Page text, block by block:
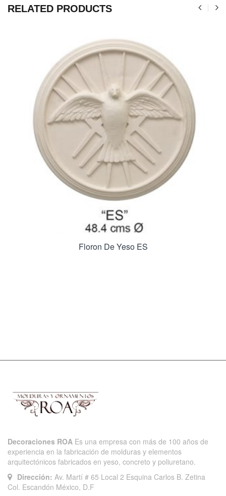
RELATED PRODUCTS
Floron De Yeso ES
Decoraciones ROA Es una empresa con más de 100 años de
experiencia en la fabricación de molduras y elementos
arquitectónicos fabricados en yeso, concreto y poliuretano.
Dirección: Av. Martí # 65 Local 2 Esquina Carlos B. Zetina
Col. Escandón México, D.F